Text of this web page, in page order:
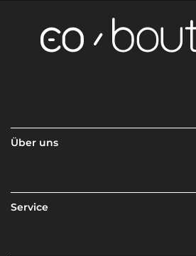
Über uns
Service